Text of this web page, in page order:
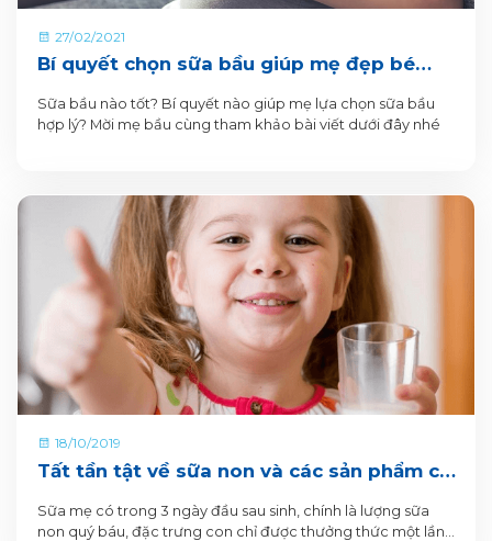
27/02/2021
Bí quyết chọn sữa bầu giúp mẹ đẹp bé
khỏe
Sữa bầu nào tốt? Bí quyết nào giúp mẹ lựa chọn sữa bầu
hợp lý? Mời mẹ bầu cùng tham khảo bài viết dưới đây nhé
18/10/2019
Tất tần tật về sữa non và các sản phẩm có
Sữa mẹ có trong 3 ngày đầu sau sinh, chính là lượng sữa
non quý báu, đặc trưng con chỉ được thưởng thức một lần.